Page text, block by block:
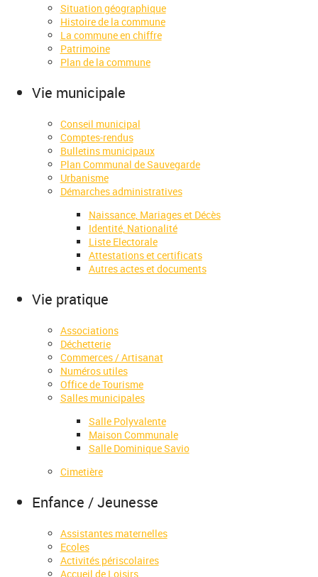
Situation géographique
Histoire de la commune
La commune en chiffre
Patrimoine
Plan de la commune
Vie municipale
Conseil municipal
Comptes-rendus
Bulletins municipaux
Plan Communal de Sauvegarde
Urbanisme
Démarches administratives
Naissance, Mariages et Décès
Identité, Nationalité
Liste Electorale
Attestations et certificats
Autres actes et documents
Vie pratique
Associations
Déchetterie
Commerces / Artisanat
Numéros utiles
Office de Tourisme
Salles municipales
Salle Polyvalente
Maison Communale
Salle Dominique Savio
Cimetière
Enfance / Jeunesse
Assistantes maternelles
Ecoles
Activités périscolaires
Accueil de Loisirs